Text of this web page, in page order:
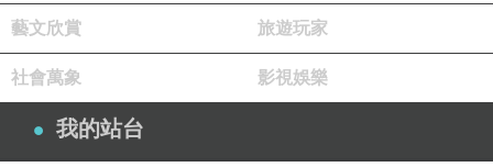
藝文欣賞 旅遊玩家
社會萬象 影視娛樂
我的站台